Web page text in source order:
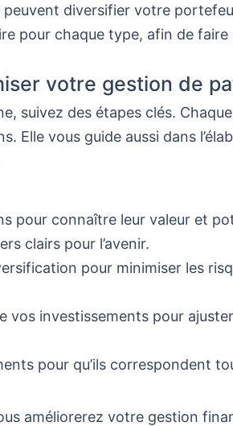
diversifier votre
pour chaque type, afin de faire
votre gestion de
suivez des étapes clés.
Elle vous guide aussi dans
pour connaître leur valeur et
clairs pour l’avenir.
pour minimiser les
vos investissements pour
pour qu’ils correspondent
améliorerez votre gestion